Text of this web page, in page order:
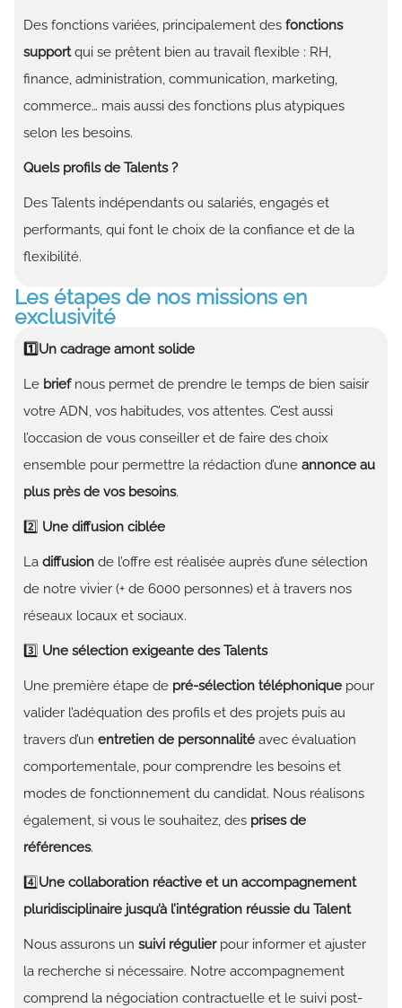
Des fonctions variées, principalement des fonctions
supportqui se prêtent bien au travail flexible : RH,
finance, administration, communication, marketing,
commerce… mais aussi des fonctions plus atypiques
selon les besoins.
Quels profils de Talents ?
Des Talents indépendants ou salariés, engagés et
performants, qui font le choix de la confiance et de la
flexibilité.
Les étapes de nos missions en
exclusivité
1️⃣Un cadrage amont solide
Le brief nous permet de prendre le temps de bien saisir
votre ADN, vos habitudes, vos attentes. C’est aussi
l’occasion de vous conseiller et de faire des choix
ensemble pour permettre la rédaction d’une annonce au
plus près de vos besoins.
2️⃣ Une diffusion ciblée
La diffusion de l’offre est réalisée auprès d’une sélection
de notre vivier (+ de 6000 personnes) et à travers nos
réseaux locaux et sociaux.
3️⃣ Une sélection exigeante des Talents
Une première étape de pré-sélection téléphonique pour
valider l’adéquation des profils et des projets puis au
travers d’un entretien de personnalité avec évaluation
comportementale, pour comprendre les besoins et
modes de fonctionnement du candidat. Nous réalisons
également, si vous le souhaitez, des prises de
références.
4️⃣ Une collaboration réactive et un accompagnement
pluridisciplinaire jusqu’à l’intégration réussie du Talent
Nous assurons un suivi régulierpour informer et ajuster
la recherche si nécessaire. Notre accompagnement
comprend la négociation contractuelle et le suivi post-